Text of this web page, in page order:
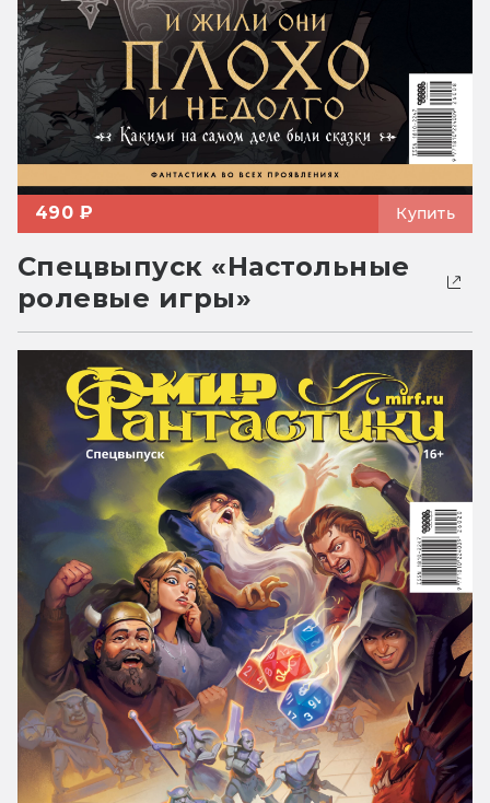
490 ₽ Купить
Спецвыпуск «Настольные
ролевые игры»